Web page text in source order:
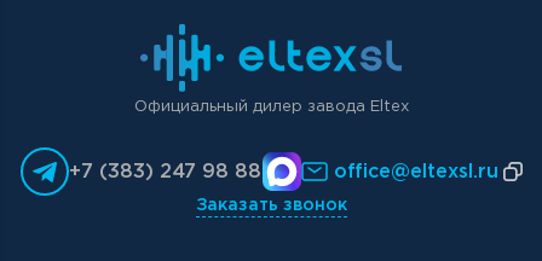
Официальный дилер завода Eltex
+7 (383) 247 98 88
Заказать звонок
office@eltexsl.ru